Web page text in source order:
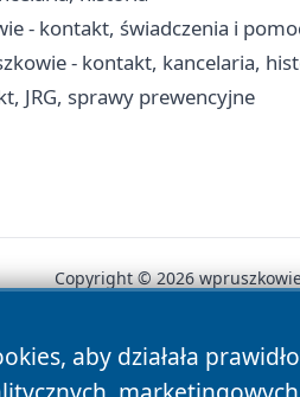
- kontakt, świadczenia i
- kontakt, kancelaria,
JRG, sprawy prewencyjne
aby działała
Copyright © 2026
News Autorzy Polityka